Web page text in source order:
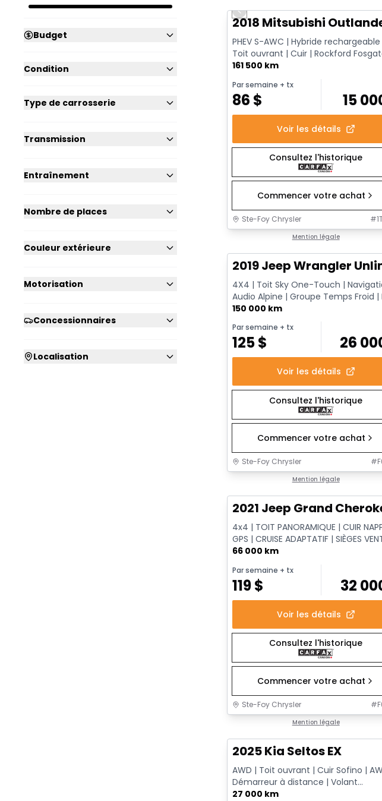
Budget
Condition
Type de carrosserie
Transmission
Entraînement
Nombre de places
Couleur extérieure
Motorisation
Concessionnaires
Localisation
Previous slide
2018 Mitsubishi
PHEV S-AWC | Hybride rechargeable
Toit ouvrant | Cuir | Rockford
161 500 km
Par semaine + tx
86 $ 15
Voir les détails
Consultez l'historique
Commencer votre achat
Ste-Foy Chrysler #
Mention légale
Très bonne offre
2019 Jeep Wrangler
4X4 | Toit Sky One-Touch |
Audio Alpine | Groupe Temps Froid |
| Surveillance des a...
150 000 km
Par semaine + tx
125$ 26
Voir les détails
Consultez l'historique
Commencer votre achat
Ste-Foy Chrysler #
Mention légale
Très bonne offre
2021 Jeep Grand
4x4 | TOIT PANORAMIQUE | CUIR
GPS | CRUISE ADAPTATIF | SIÈGES
| HAYON ÉLECTRIQUE
66 000 km
Par semaine + tx
119$ 32
Voir les détails
Consultez l'historique
Commencer votre achat
Ste-Foy Chrysler #
Mention légale
Très bonne offre
2025 Kia Seltos EX
AWD | Toit ouvrant | Cuir Sofino |
Démarreur à distance | Volant
chauffant
27 000 km